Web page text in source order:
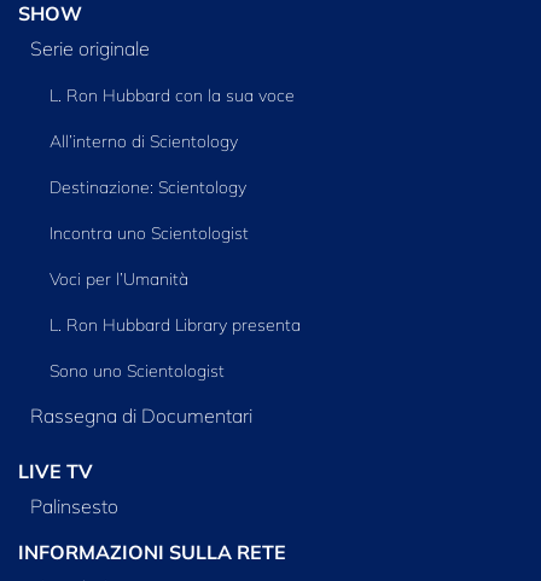
SHOW
Serie originale
L. Ron Hubbard con la sua voce
All’interno di Scientology
Destinazione: Scientology
Incontra uno Scientologist
Voci per l’Umanità
L. Ron Hubbard Library presenta
Sono uno Scientologist
Rassegna di Documentari
LIVE TV
Palinsesto
INFORMAZIONI SULLA RETE